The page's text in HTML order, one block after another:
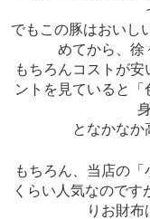
でもこの豚はおいし
めてから、徐
もちろんコストが
ントを見ていると
となかなか
もちろん、当店の
くらい人気なので
りお財布